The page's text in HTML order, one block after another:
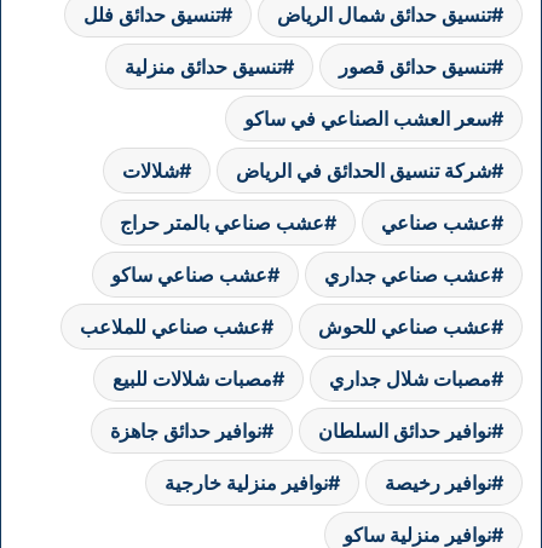
تنسيق حدائق شمال الرياض تنسيق حدائق فلل
تنسيق حدائق قصور تنسيق حدائق منزلية
سعر العشب الصناعي في ساكو
شركة تنسيق الحدائق في الرياض شلالات
عشب صناعي عشب صناعي بالمتر حراج
عشب صناعي جداري عشب صناعي ساكو
عشب صناعي للحوش عشب صناعي للملاعب
مصبات شلال جداري مصبات شلالات للبيع
نوافير حدائق السلطان نوافير حدائق جاهزة
نوافير رخيصة نوافير منزلية خارجية
نوافير منزلية ساكو